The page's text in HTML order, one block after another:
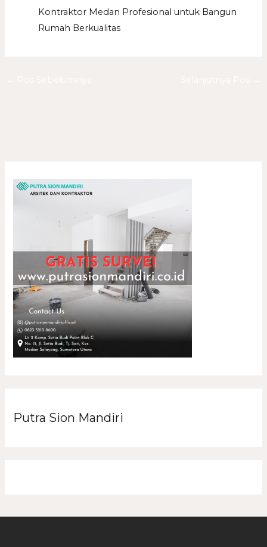
Kontraktor Medan Profesional untuk Bangun
Rumah Berkualitas
Putra Sion Mandiri